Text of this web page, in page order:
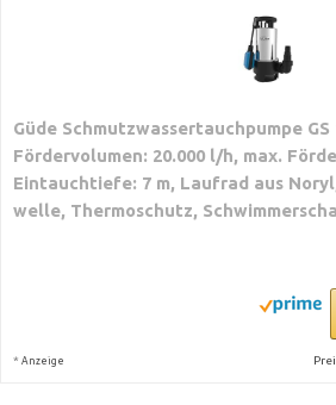
Güde Schmutzwassertauchpumpe GS
Fördervolumen: 20.000 l/h, max.
Eintauchtiefe: 7 m, Laufrad aus
welle, Thermoschutz,
* Anzeige